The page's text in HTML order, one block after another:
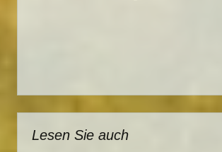
Lesen Sie auch